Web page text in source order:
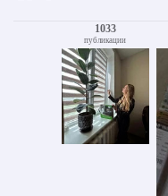
1033
публикации